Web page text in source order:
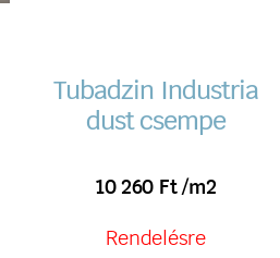
Tubadzin Industria
dust csempe
10 260 Ft /m2
Rendelésre